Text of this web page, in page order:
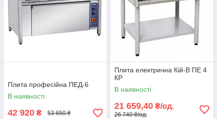
Плита професійна ПЕД-6
В наявності
42 920 ₴ 53 650 ₴
Плита електрична Кій-В ПЕ 4
КР
В наявності
21 659,40 ₴/од.
26 740 ₴/од.